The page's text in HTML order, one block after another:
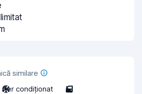
similare
Aer condiționat 5